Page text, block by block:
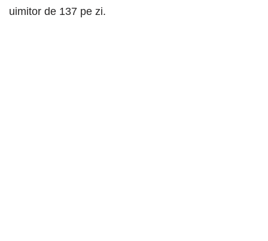
uimitor de 137 pe zi.